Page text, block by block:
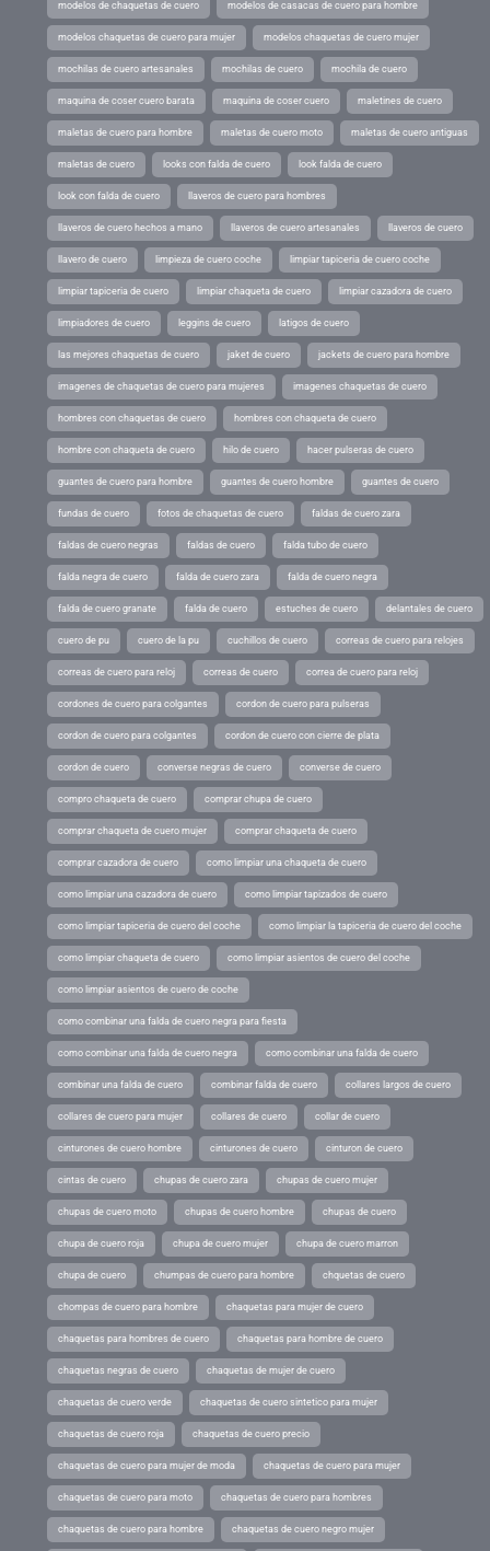
modelos de chaquetas de cuero modelos de casacas de cuero para hombre
modelos chaquetas de cuero para mujer modelos chaquetas de cuero mujer
mochilas de cuero artesanales mochilas de cuero mochila de cuero
maquina de coser cuero barata maquina de coser cuero maletines de cuero
maletas de cuero para hombre maletas de cuero moto maletas de cuero antiguas
maletas de cuero looks con falda de cuero look falda de cuero
look con falda de cuero llaveros de cuero para hombres
llaveros de cuero hechos a mano llaveros de cuero artesanales llaveros de cuero
llavero de cuero limpieza de cuero coche limpiar tapiceria de cuero coche
limpiar tapiceria de cuero limpiar chaqueta de cuero limpiar cazadora de cuero
limpiadores de cuero leggins de cuero latigos de cuero
las mejores chaquetas de cuero jaket de cuero jackets de cuero para hombre
imagenes de chaquetas de cuero para mujeres imagenes chaquetas de cuero
hombres con chaquetas de cuero hombres con chaqueta de cuero
hombre con chaqueta de cuero hilo de cuero hacer pulseras de cuero
guantes de cuero para hombre guantes de cuero hombre guantes de cuero
fundas de cuero fotos de chaquetas de cuero faldas de cuero zara
faldas de cuero negras faldas de cuero falda tubo de cuero
falda negra de cuero falda de cuero zara falda de cuero negra
falda de cuero granate falda de cuero estuches de cuero delantales de cuero
cuero de pu cuero de la pu cuchillos de cuero correas de cuero para relojes
correas de cuero para reloj correas de cuero correa de cuero para reloj
cordones de cuero para colgantes cordon de cuero para pulseras
cordon de cuero para colgantes cordon de cuero con cierre de plata
cordon de cuero converse negras de cuero converse de cuero
compro chaqueta de cuero comprar chupa de cuero
comprar chaqueta de cuero mujer comprar chaqueta de cuero
comprar cazadora de cuero como limpiar una chaqueta de cuero
como limpiar una cazadora de cuero como limpiar tapizados de cuero
como limpiar tapiceria de cuero del coche como limpiar la tapiceria de cuero del coche
como limpiar chaqueta de cuero como limpiar asientos de cuero del coche
como limpiar asientos de cuero de coche
como combinar una falda de cuero negra para fiesta
como combinar una falda de cuero negra como combinar una falda de cuero
combinar una falda de cuero combinar falda de cuero collares largos de cuero
collares de cuero para mujer collares de cuero collar de cuero
cinturones de cuero hombre cinturones de cuero cinturon de cuero
cintas de cuero chupas de cuero zara chupas de cuero mujer
chupas de cuero moto chupas de cuero hombre chupas de cuero
chupa de cuero roja chupa de cuero mujer chupa de cuero marron
chupa de cuero chumpas de cuero para hombre chquetas de cuero
chompas de cuero para hombre chaquetas para mujer de cuero
chaquetas para hombres de cuero chaquetas para hombre de cuero
chaquetas negras de cuero chaquetas de mujer de cuero
chaquetas de cuero verde chaquetas de cuero sintetico para mujer
chaquetas de cuero roja chaquetas de cuero precio
chaquetas de cuero para mujer de moda chaquetas de cuero para mujer
chaquetas de cuero para moto chaquetas de cuero para hombres
chaquetas de cuero para hombre chaquetas de cuero negro mujer